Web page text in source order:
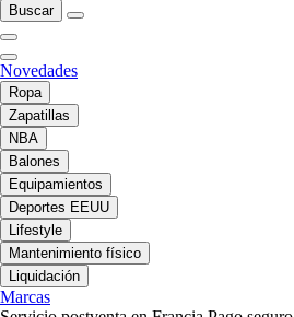
Buscar
Novedades
Ropa
Zapatillas
NBA
Balones
Equipamientos
Deportes EEUU
Lifestyle
Mantenimiento físico
Liquidación
Marcas